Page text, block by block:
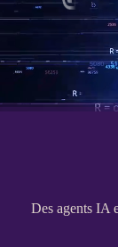
Des agents IA